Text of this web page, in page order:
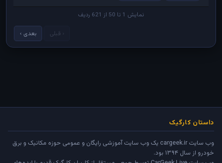
نمایش 1 تا 50 از 621 ردیف
‹ قبلی بعدی ›
داستان کارگیک
وب سایت cargeek.ir یک وب سایت آموزشی رایگان و عمومی حوزه مکانیک و برق
خودرو از سال ۱۳۹۴ بود.